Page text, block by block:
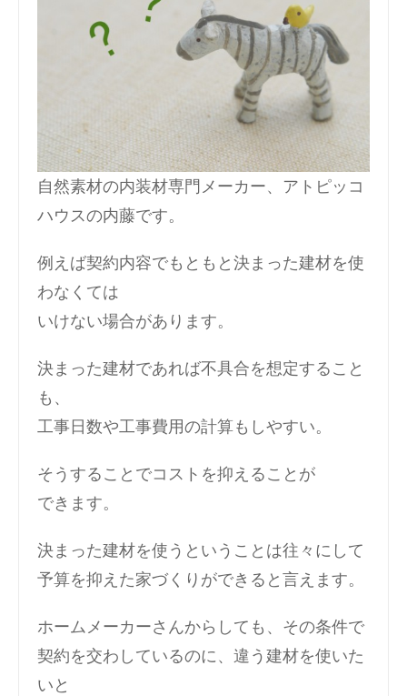
自然素材の内装材専門メーカー、アトピッコ
ハウスの内藤です。
例えば契約内容でもともと決まった建材を使
わなくては
いけない場合があります。
決まった建材であれば不具合を想定すること
も、
工事日数や工事費用の計算もしやすい。
そうすることでコストを抑えることが
できます。
決まった建材を使うということは往々にして
予算を抑えた家づくりができると言えます。
ホームメーカーさんからしても、その条件で
契約を交わしているのに、違う建材を使いた
いと